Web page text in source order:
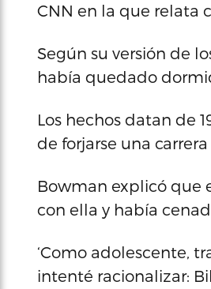
CNN en la que relata
Según su versión de
había quedado
Los hechos datan de
de forjarse una
Bowman explicó que
con ella y había
‘Como adolescente,
intenté racionalizar: